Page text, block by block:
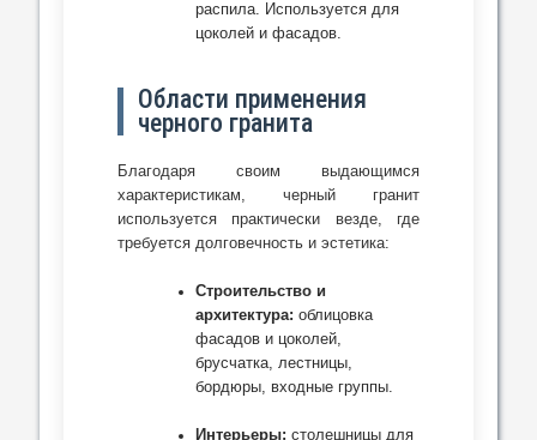
распила. Используется для
цоколей и фасадов.
Области применения
черного гранита
Благодаря своим выдающимся
характеристикам, черный гранит
используется практически везде, где
требуется долговечность и эстетика:
Строительство и
архитектура: облицовка
фасадов и цоколей,
брусчатка, лестницы,
бордюры, входные группы.
Интерьеры: столешницы для